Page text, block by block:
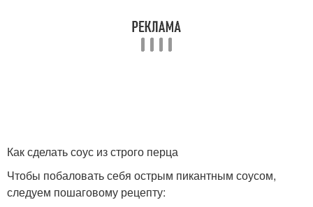
Как сделать соус из строго перца
Чтобы побаловать себя острым пикантным соусом,
следуем пошаговому рецепту: